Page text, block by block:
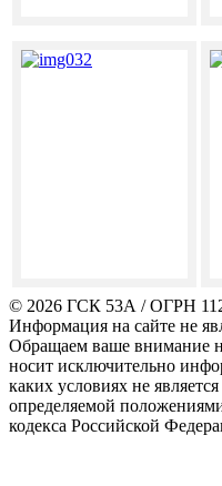
© 2026 ГСК 53А / ОГРН
Информация на сайте не
Обращаем ваше внимание
носит исключительно
каких условиях не
определяемой
кодекса Российской